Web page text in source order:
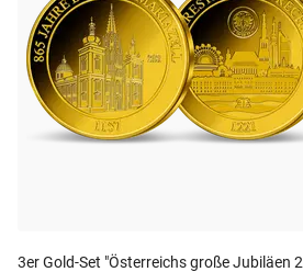
3er Gold-Set "Österreichs große Jubiläen